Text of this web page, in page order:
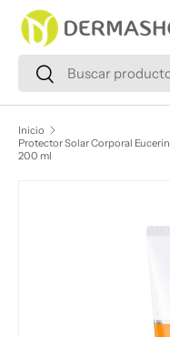
Ir al contenido
Buscar
Buscar
Inicio
Protector Solar Corporal
200 ml